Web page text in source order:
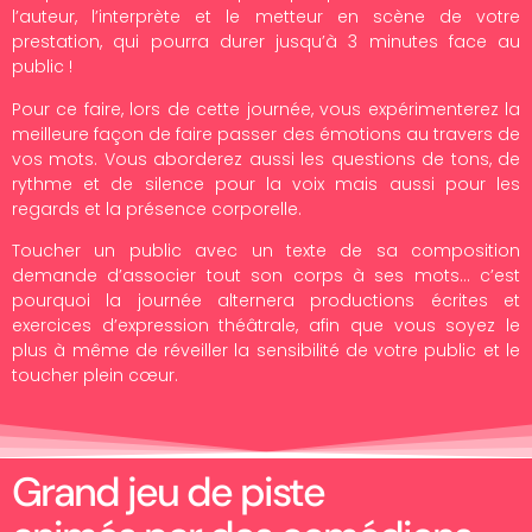
l’auteur, l’interprète et le metteur en scène de votre
prestation, qui pourra durer jusqu’à 3 minutes face au
public !
Pour ce faire, lors de cette journée, vous expérimenterez la
meilleure façon de faire passer des émotions au travers de
vos mots. Vous aborderez aussi les questions de tons, de
rythme et de silence pour la voix mais aussi pour les
regards et la présence corporelle.
Toucher un public avec un texte de sa composition
demande d’associer tout son corps à ses mots… c’est
pourquoi la journée alternera productions écrites et
exercices d’expression théâtrale, afin que vous soyez le
plus à même de réveiller la sensibilité de votre public et le
toucher plein cœur.
Grand jeu de piste